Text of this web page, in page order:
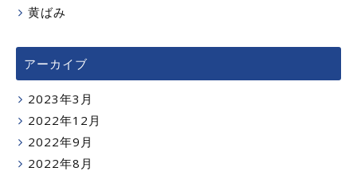
黄ばみ
アーカイブ
2023年3月
2022年12月
2022年9月
2022年8月